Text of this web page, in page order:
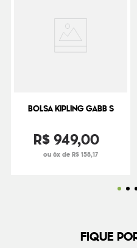
BOLSA KIPLING GABB S
R$949,00
ou 6x de R$ 158,17
FIQUE